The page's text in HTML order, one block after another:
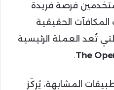
فرصة فريدة
الحقيقية
تُعد العملة الرئيسية
The
.
المشابهة، يُركّز